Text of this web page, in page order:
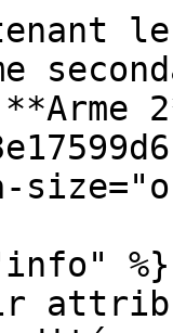
**Arme
%}